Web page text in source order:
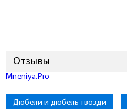
Отзывы
Mneniya.Pro
Дюбели и дюбель-гвозди